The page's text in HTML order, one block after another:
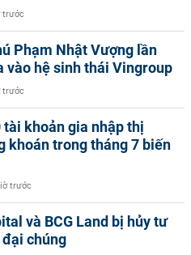
trước
Phạm Nhật Vượng lần
vào hệ sinh thái Vingroup
trước
tài khoản gia nhập thị
khoán trong tháng 7 biến
trước
và BCG Land bị hủy tư
chúng